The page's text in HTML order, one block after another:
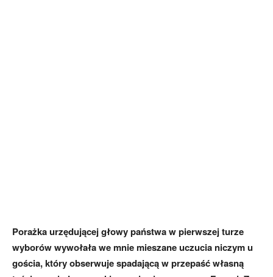
Porażka urzędującej głowy państwa w pierwszej turze
wyborów wywołała we mnie mieszane uczucia niczym u
gościa, który obserwuje spadającą w przepaść własną